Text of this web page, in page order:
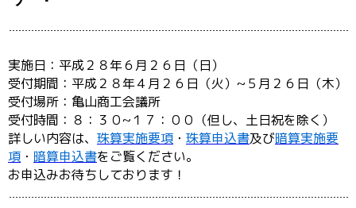
実施日：平成２８年６月２６日（日）
受付期間：平成２８年４月２６日（火）~５月２６日（木）
受付場所：亀山商工会議所
受付時間：８：３０~１７：００（但し、土日祝を除く）
詳しい内容は、 珠算実施要項 ・ 珠算申込書及び暗算実施要
項 ・ 暗算申込書をご覧ください。
お申込みお待ちしております！